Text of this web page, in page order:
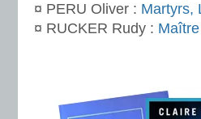
¤ PERU Oliver : Martyrs,
¤ RUCKER Rudy :